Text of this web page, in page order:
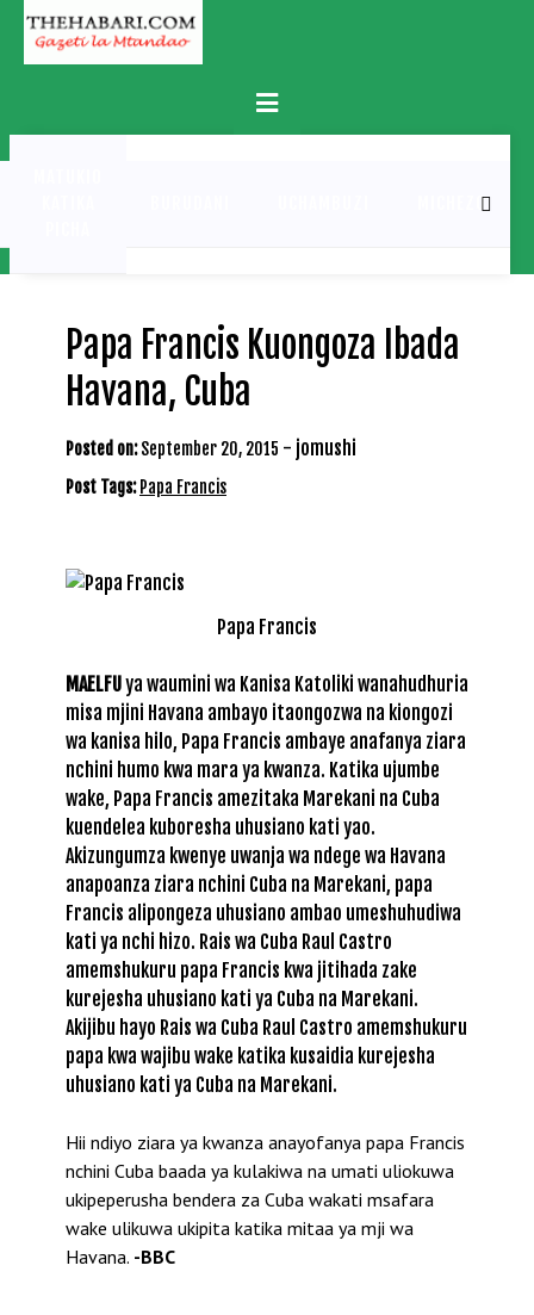
Skip
content
Primary
Menu
MICHEZO
Papa Francis Kuongoza Ibada
Havana, Cuba
Posted on: September 20, 2015 - jomushi
Post Tags: Papa Francis
Papa Francis
MAELFUya waumini wa Kanisa Katoliki wanahudhuria
misa mjini Havana ambayo itaongozwa na kiongozi
wa kanisa hilo, Papa Francis ambaye anafanya ziara
nchini humo kwa mara ya kwanza. Katika ujumbe
wake, Papa Francis amezitaka Marekani na Cuba
kuendelea kuboresha uhusiano kati yao.
Akizungumza kwenye uwanja wa ndege wa Havana
anapoanza ziara nchini Cuba na Marekani, papa
Francis alipongeza uhusiano ambao umeshuhudiwa
kati ya nchi hizo. Rais wa Cuba Raul Castro
amemshukuru papa Francis kwa jitihada zake
kurejesha uhusiano kati ya Cuba na Marekani.
Akijibu hayo Rais wa Cuba Raul Castro amemshukuru
papa kwa wajibu wake katika kusaidia kurejesha
uhusiano kati ya Cuba na Marekani.
Hii ndiyo ziara ya kwanza anayofanya papa Francis
nchini Cuba baada ya kulakiwa na umati uliokuwa
ukipeperusha bendera za Cuba wakati msafara
wake ulikuwa ukipita katika mitaa ya mji wa
Havana. -BBC